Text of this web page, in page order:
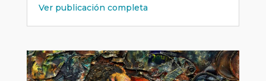
Ver publicación completa